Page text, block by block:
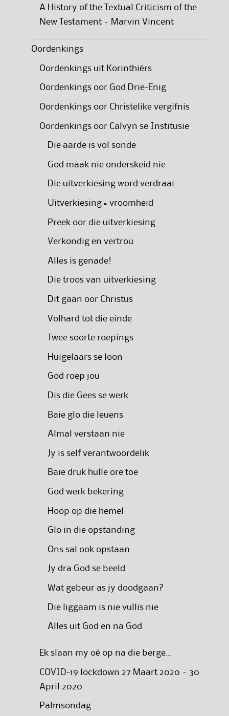
A History of the Textual Criticism of the
New Testament – Marvin Vincent
Oordenkings
Oordenkings uit Korinthiërs
Oordenkings oor God Drie-Enig
Oordenkings oor Christelike vergifnis
Oordenkings oor Calvyn se Institusie
Die aarde is vol sonde
God maak nie onderskeid nie
Die uitverkiesing word verdraai
Uitverkiesing = vroomheid
Preek oor die uitverkiesing
Verkondig en vertrou
Alles is genade!
Die troos van uitverkiesing
Dit gaan oor Christus
Volhard tot die einde
Twee soorte roepings
Huigelaars se loon
God roep jou
Dis die Gees se werk
Baie glo die leuens
Almal verstaan nie
Jy is self verantwoordelik
Baie druk hulle ore toe
God werk bekering
Hoop op die hemel
Glo in die opstanding
Ons sal ook opstaan
Jy dra God se beeld
Wat gebeur as jy doodgaan?
Die liggaam is nie vullis nie
Alles uit God en na God
Ek slaan my oë op na die berge…
COVID-19 lockdown 27 Maart 2020 – 30
April 2020
Palmsondag